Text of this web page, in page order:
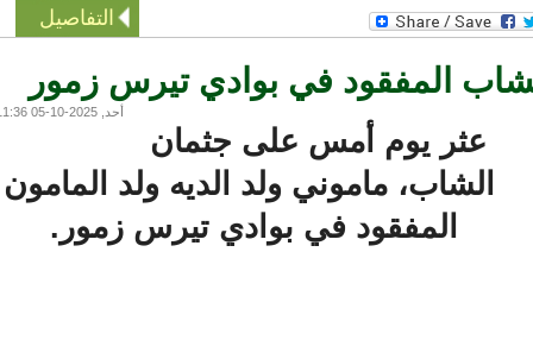
التفاصيل
المفقود في بوادي تيرس زمور
عثر يوم أمس على جثمان
الشاب، ماموني ولد الديه ولد المامون
المفقود في بوادي تيرس زمور.